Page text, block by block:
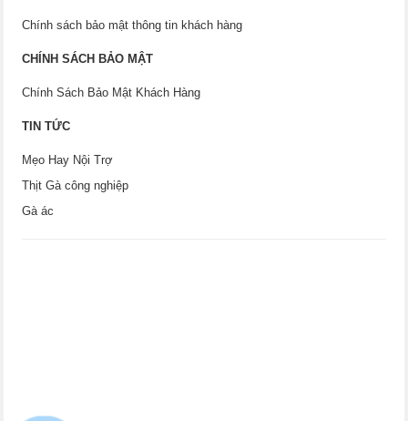
Chính sách bảo mật thông tin khách hàng
CHÍNH SÁCH BẢO MẬT
Chính Sách Bảo Mật Khách Hàng
TIN TỨC
Mẹo Hay Nội Trợ
Thịt Gà công nghiệp
Gà ác